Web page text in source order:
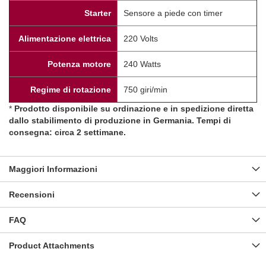
Starter Sensore a piede con timer
Alimentazione elettrica 220 Volts
Potenza motore 240 Watts
Regime di rotazione
750 giri/min
* Prodotto disponibile su ordinazione e in spedizione diretta
dallo stabilimento di produzione in Germania. Tempi di
consegna: circa 2 settimane.
Maggiori Informazioni
Recensioni
FAQ
Product Attachments